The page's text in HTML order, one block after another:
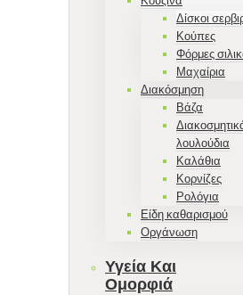
Δίσκοι
Κούπες
Φόρμες
Μαχαίρια
Διακόσμηση
Βάζα
λουλούδια
Καλάθια
Κορνίζες
Ρολόγια
Είδη καθαρισμού
Οργάνωση
Υγεία Και
Ομορφιά